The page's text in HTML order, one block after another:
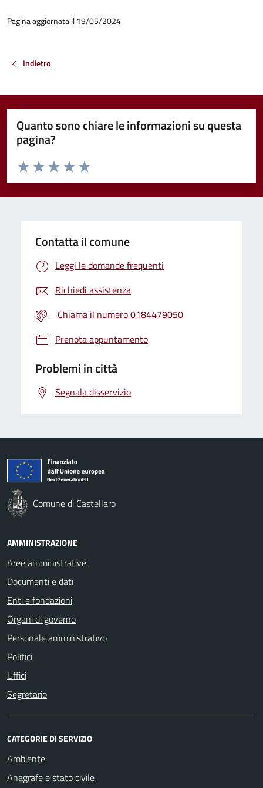
Pagina aggiornata il 19/05/2024
Indietro
Quanto sono chiare le informazioni su questa
pagina?
Valuta da 1 a 5 stelle la pagina
Valuta 5 stelle su 5
Valuta 4 stelle su 5
Valuta 3 stelle su 5
Valuta 2 stelle su 5
Valuta 1 stelle su 5
Contatta il comune
Leggi le domande frequenti
Richiedi assistenza
Chiama il numero 0184479050
Prenota appuntamento
Problemi in città
Segnala disservizio
Comune di Castellaro
AMMINISTRAZIONE
Aree amministrative
Documenti e dati
Enti e fondazioni
Organi di governo
Personale amministrativo
Politici
Uffici
Segretario
CATEGORIE DI SERVIZIO
Ambiente
Anagrafe e stato civile